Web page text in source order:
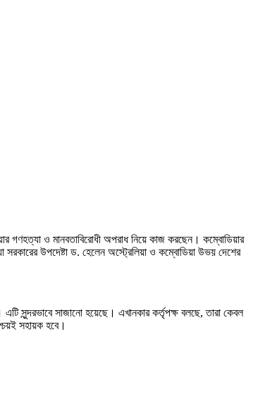
গণহত্যা ও মানবতাবিরোধী অপরাধ নিয়ে কাজ করছেন। কম্বোডিয়ার
সরকারের উপদেষ্টা ড. হেলেন অস্ট্রেলিয়া ও কম্বোডিয়া উভয় দেশের
সাজানো হয়েছে। এখানকার কর্তৃপক্ষ বলছে, তারা কেবল
সহায়ক হবে।